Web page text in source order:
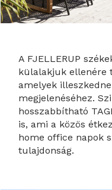
A FJELLERUP
külalakjuk ellenére
amelyek
megjelenéséhez.
hosszabbítható
is, ami a közös
home office napok
tulajdonság.